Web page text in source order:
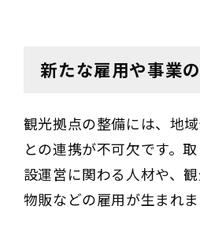
新たな雇用や事業
観光拠点の整備には、地
との連携が不可欠です。
設運営に関わる人材や、
物販などの雇用が生まれま